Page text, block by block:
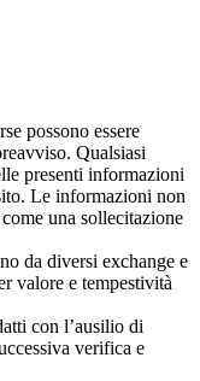
possono essere
Qualsiasi
presenti informazioni
Le informazioni non
una sollecitazione
da diversi exchange e
valore e tempestività
con l’ausilio di
verifica e